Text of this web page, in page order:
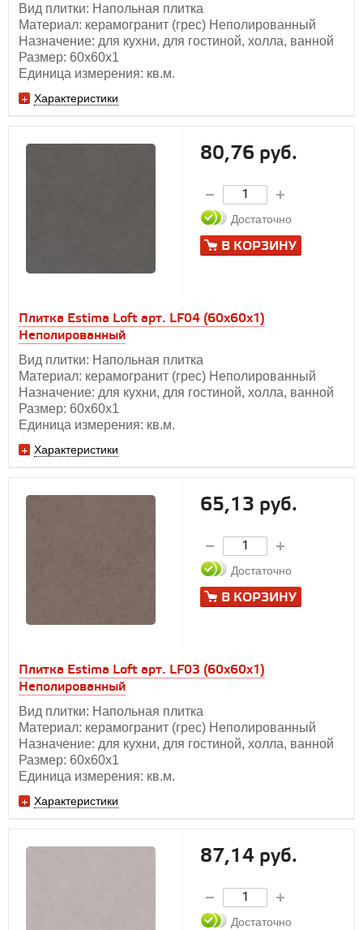
Вид плитки: Напольная плитка
Материал: керамогранит (грес) Неполированный
Назначение: для кухни, для гостиной, холла, ванной
Размер: 60х60x1
Единица измерения: кв.м.
Характеристики
Плитка Estima Loft арт. LF04 (60x60x1)
Неполированный
Вид плитки: Напольная плитка
Материал: керамогранит (грес) Неполированный
Назначение: для кухни, для гостиной, холла, ванной
Размер: 60х60x1
Единица измерения: кв.м.
Характеристики
80,76 руб.
Достаточно
В КОРЗИНУ
Плитка Estima Loft арт. LF03 (60x60x1)
Неполированный
Вид плитки: Напольная плитка
Материал: керамогранит (грес) Неполированный
Назначение: для кухни, для гостиной, холла, ванной
Размер: 60х60x1
Единица измерения: кв.м.
Характеристики
65,13 руб.
Достаточно
В КОРЗИНУ
87,14 руб.
Достаточно